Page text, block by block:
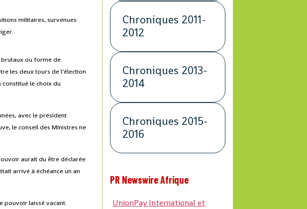
militaires, survenues
brutaux ou forme de
les deux tours de l’élection
le choix du
avec le président
le conseil des Ministres ne
aurait du être déclarée
arrivé à échéance un an
pouvoir laissé vacant.
Chroniques 2011-
2012
Chroniques 2013-
2014
Chroniques 2015-
2016
PR Newswire Afrique
UnionPay International et